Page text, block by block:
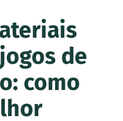
de
como